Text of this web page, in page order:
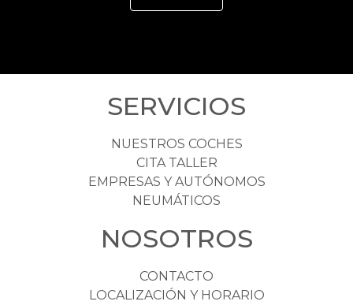
SERVICIOS
NUESTROS COCHES
CITA TALLER
EMPRESAS Y AUTÓNOMOS
NEUMÁTICOS
NOSOTROS
CONTACTO
LOCALIZACIÓN Y HORARIO